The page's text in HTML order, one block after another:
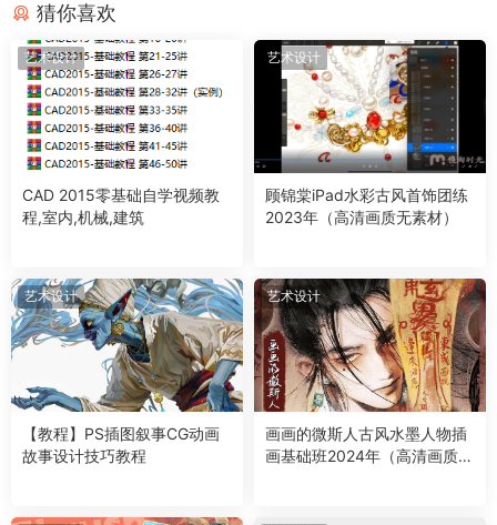
猜你喜欢
艺术设计
CAD 2015零基础自学视频教
程,室内,机械,建筑
艺术设计
顾锦棠iPad水彩古风首饰团练
2023年（高清画质无素材）
艺术设计
【教程】PS插图叙事CG动画
故事设计技巧教程
艺术设计
画画的微斯人古风水墨人物插
画基础班2024年（高清画质无